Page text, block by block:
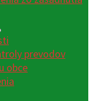
prevodov
obce